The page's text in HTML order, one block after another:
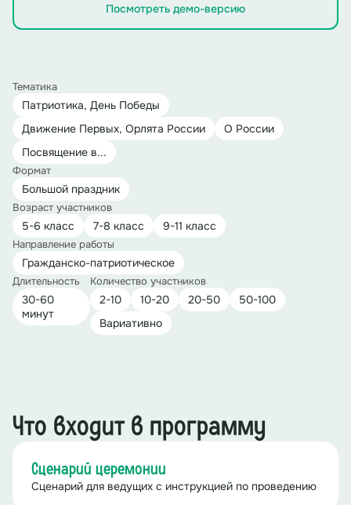
Посмотреть демо-версию
Тематика
Патриотика, День Победы
Движение Первых, Орлята России
О России
Посвящение в...
Формат
Большой праздник
Возраст участников
5-6 класс 7-8 класс 9-11 класс
Направление работы
Гражданско-патриотическое
Длительность
30-60
минут
Количество участников
2-10 10-20 20-50
50-100
Вариативно
Что входит в программу
Сценарий церемонии
Сценарий для ведущих с инструкцией по проведению